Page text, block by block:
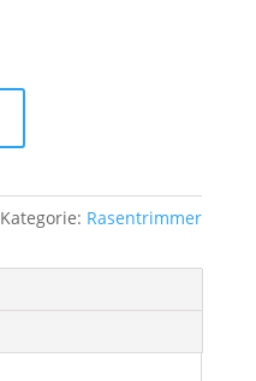
Kategorie: Rasentrimmer